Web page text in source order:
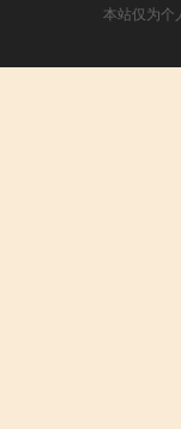
本站仅为个